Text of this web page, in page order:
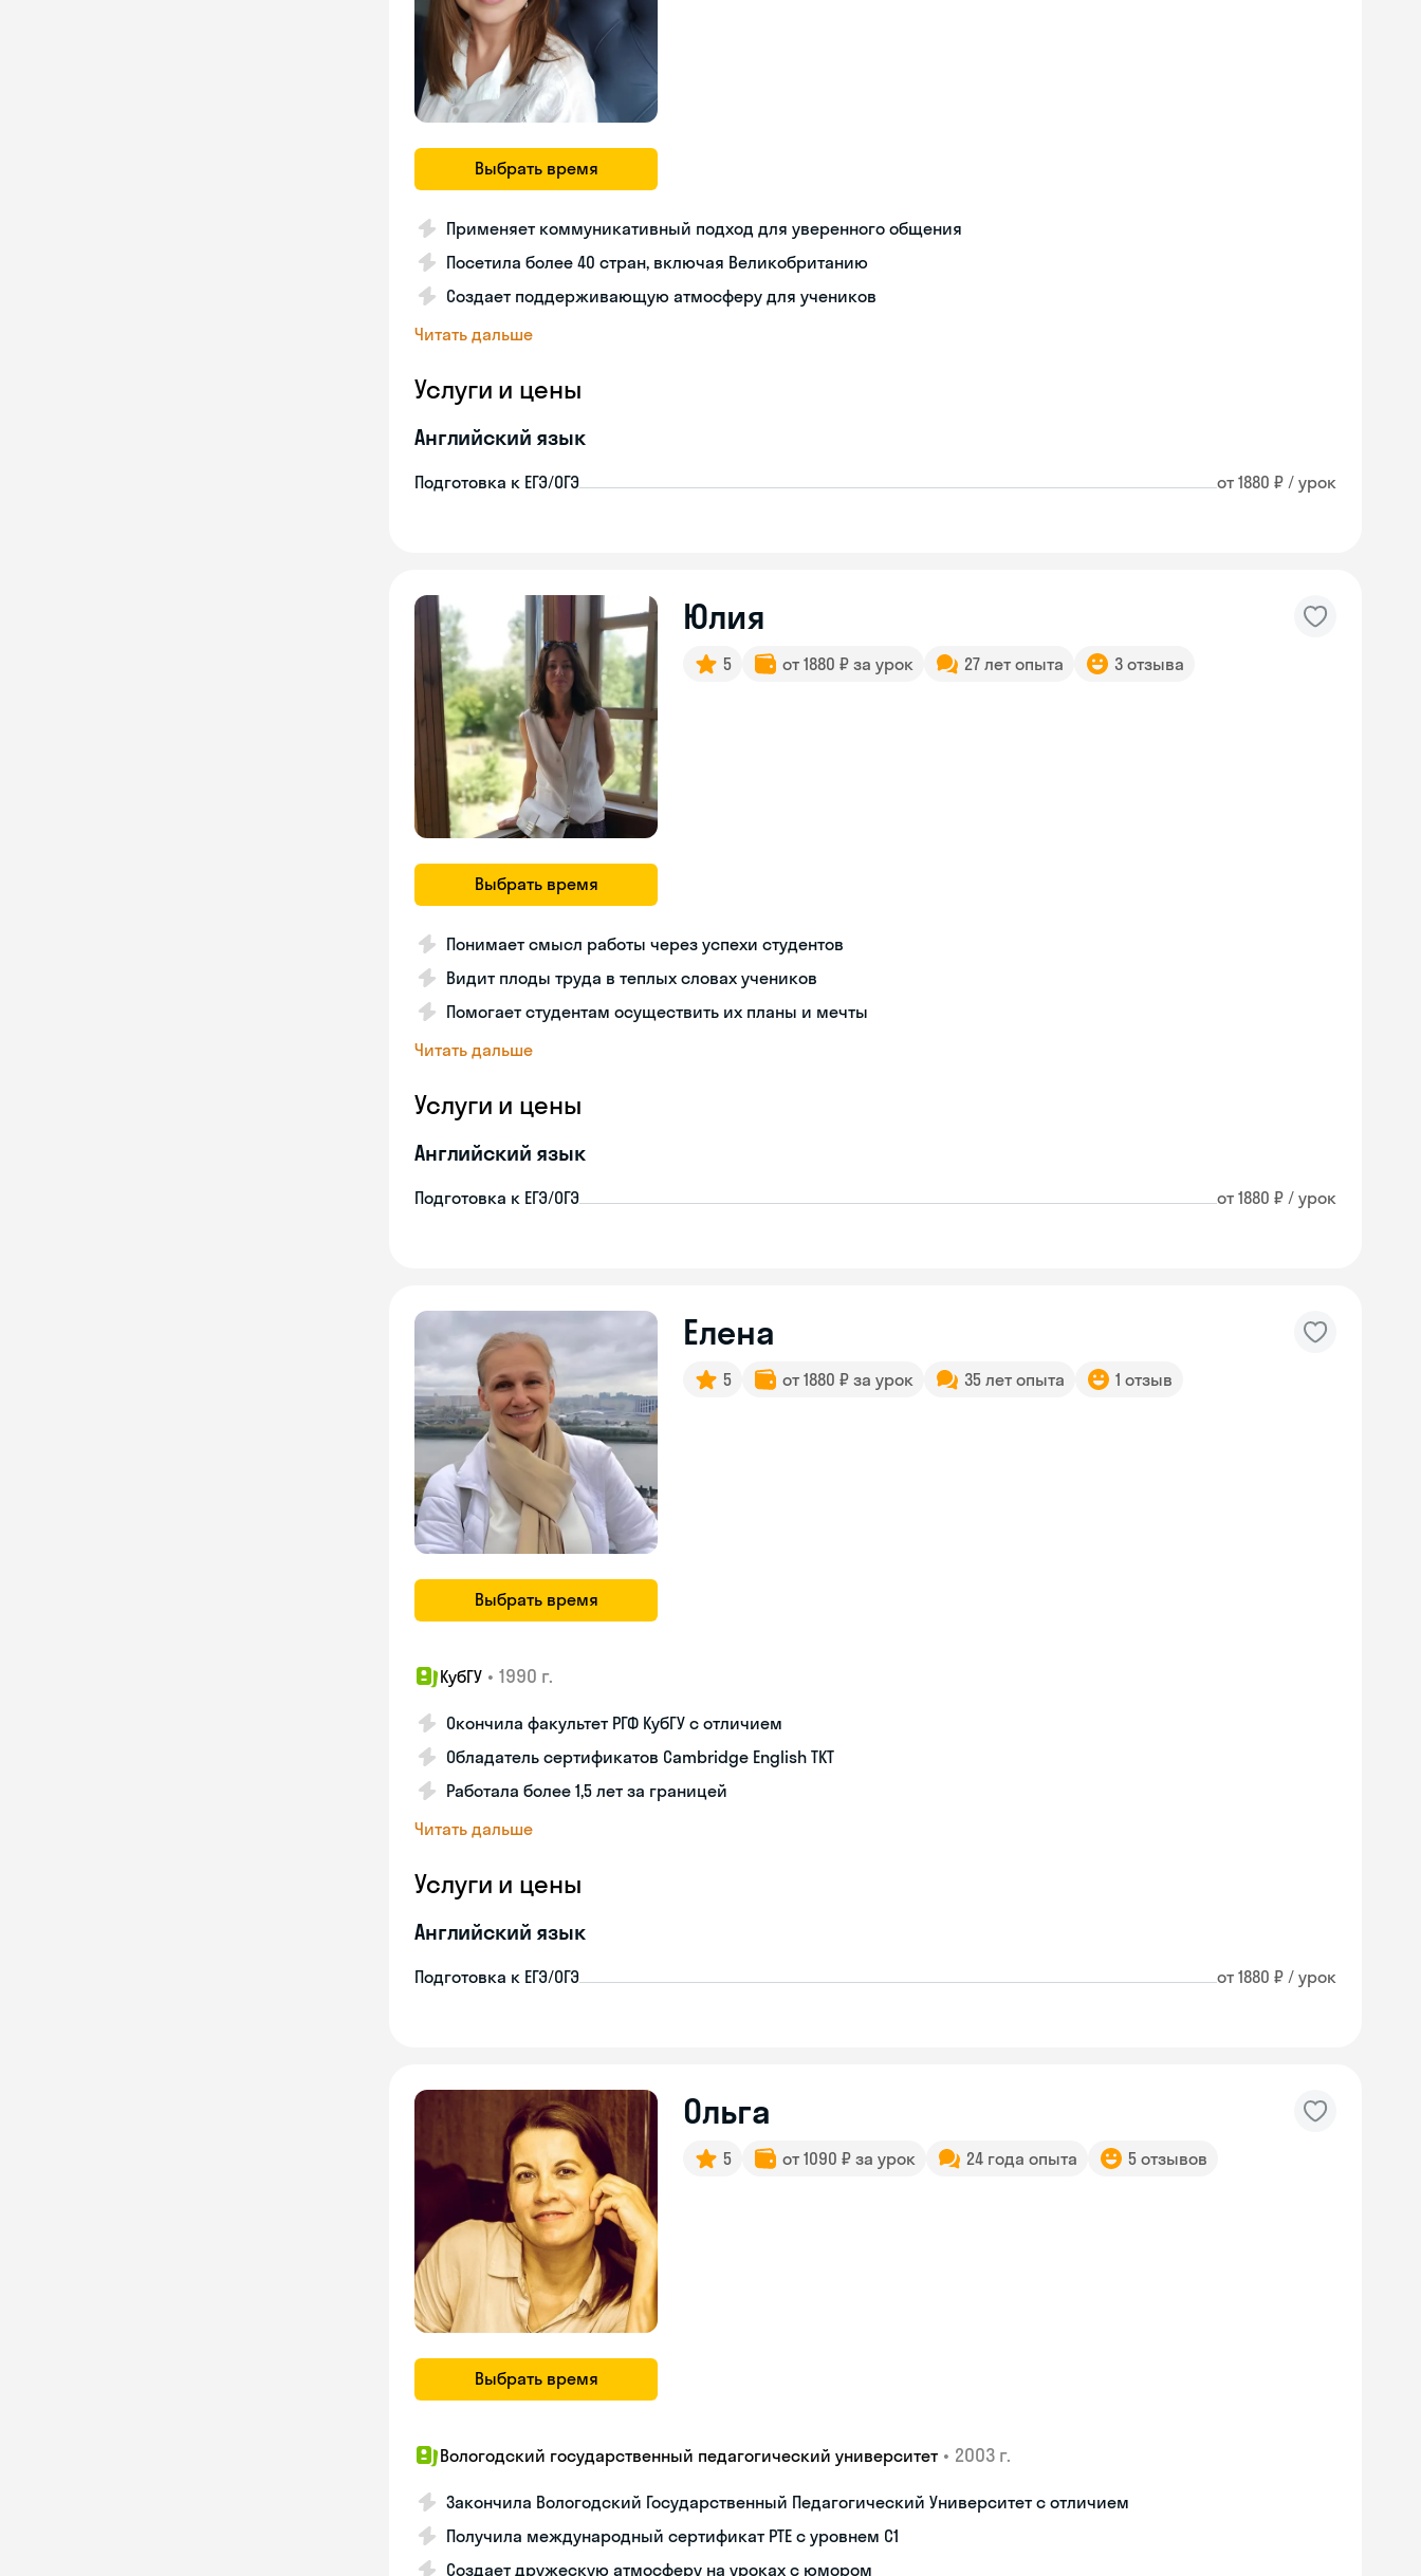
Выбрать время
Применяет коммуникативный подход для уверенного общения
Посетила более 40 стран, включая Великобританию
Создает поддерживающую атмосферу для учеников
Читать дальше
Услуги и цены
Английский язык
Подготовка к ЕГЭ/ОГЭ от 1880 ₽ / урок
Выбрать время
Юлия
5 от 1880 ₽ за урок 27 лет опыта 3 отзыва
Понимает смысл работы через успехи студентов
Видит плоды труда в теплых словах учеников
Помогает студентам осуществить их планы и мечты
Читать дальше
Услуги и цены
Английский язык
Подготовка к ЕГЭ/ОГЭ от 1880 ₽ / урок
Выбрать время
Елена
5 от 1880 ₽ за урок 35 лет опыта 1 отзыв
КубГУ • 1990 г.
Окончила факультет РГФ КубГУ с отличием
Обладатель сертификатов Cambridge English TKT
Работала более 1,5 лет за границей
Читать дальше
Услуги и цены
Английский язык
Подготовка к ЕГЭ/ОГЭ от 1880 ₽ / урок
Выбрать время
Ольга
5 от 1090 ₽ за урок 24 года опыта 5 отзывов
Вологодский государственный педагогический университет • 2003 г.
Закончила Вологодский Государственный Педагогический Университет с отличием
Получила международный сертификат PTE с уровнем C1
Создает дружескую атмосферу на уроках с юмором